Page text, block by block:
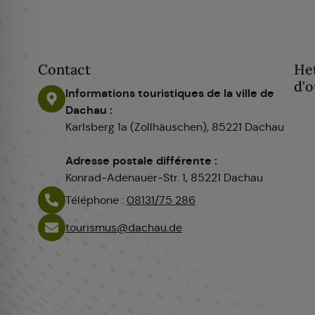
Contact
Informations touristiques de la ville de
Dachau :
Karlsberg 1a (Zollhäuschen), 85221 Dachau
Adresse postale différente :
Konrad-Adenauer-Str. 1, 85221 Dachau
Téléphone : 08131/75 286
tourismus@dachau.de